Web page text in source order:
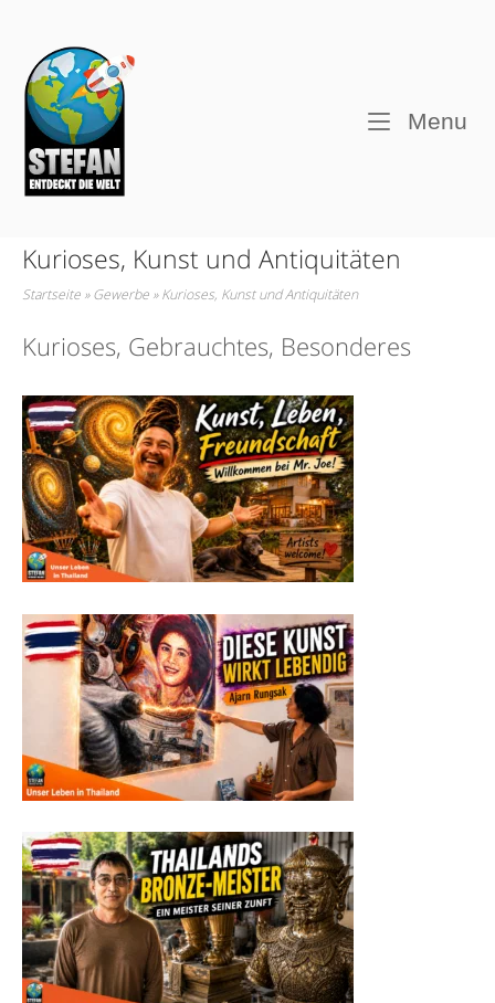
content
Home
Menu
Kurioses, Kunst und Antiquitäten
Startseite »Gewerbe »Kurioses, Kunst und Antiquitäten
Kurioses, Gebrauchtes, Besonderes